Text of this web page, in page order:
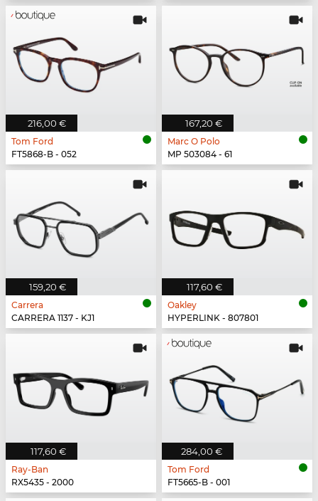
216,00 €
Tom Ford
FT5868-B - 052
167,20 €
Marc O Polo
MP 503084 - 61
159,20 €
Carrera
CARRERA 1137 - KJ1
117,60 €
Oakley
HYPERLINK - 807801
117,60 €
Ray-Ban
RX5435 - 2000
284,00 €
Tom Ford
FT5665-B - 001